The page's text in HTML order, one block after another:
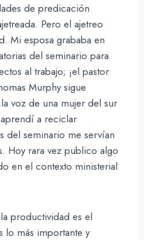
de predicación
Pero el ajetreo
Mi esposa grababa en
del seminario para
al trabajo; ¡el pastor
Murphy sigue
voz de una mujer del sur
a reciclar
del seminario me servían
Hoy rara vez publico algo
en el contexto ministerial
productividad es el
lo más importante y